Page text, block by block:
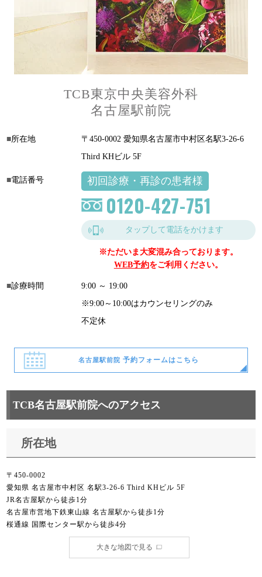
TCB東京中央美容外科
名古屋駅前院
所在地
〒450-0002 愛知県名古屋市中村区名駅3-26-6
Third KHビル 5F
電話番号 初回診療・再診の患者様
0120-427-751
タップして電話をかけます
※ただいま大変混み合っております。
WEB予約をご利用ください。
診療時間
9:00 ～ 19:00
※9:00～10:00はカウンセリングのみ
不定休
名古屋駅前院 予約フォームはこちら
TCB名古屋駅前院へのアクセス
所在地
〒450-0002
愛知県 名古屋市中村区 名駅3-26-6 Third KHビル 5F
JR名古屋駅から徒歩1分
名古屋市営地下鉄東山線 名古屋駅から徒歩1分
桜通線 国際センター駅から徒歩4分
大きな地図で見る